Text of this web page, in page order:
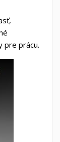
pre prácu.